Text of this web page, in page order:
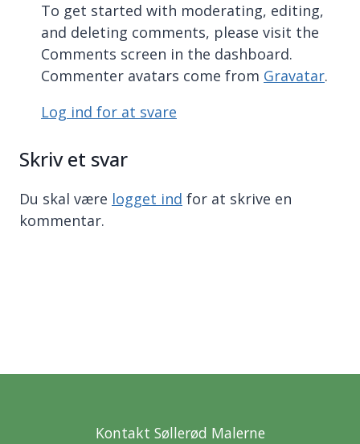
To get started with moderating, editing,
and deleting comments, please visit the
Comments screen in the dashboard.
Commenter avatars come from Gravatar.
Log ind for at svare
Skriv et svar
Du skal være logget ind for at skrive en
kommentar.
Kontakt Søllerød Malerne